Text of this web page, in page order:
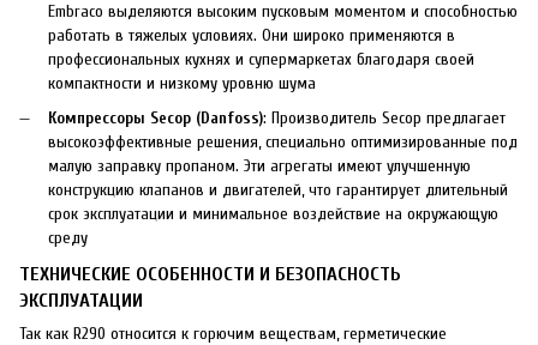
Embraco выделяются высоким пусковым моментом и способностью
работать в тяжелых условиях. Они широко применяются в
профессиональных кухнях и супермаркетах благодаря своей
компактности и низкому уровню шума
Компрессоры Secop (Danfoss): Производитель Secop предлагает
высокоэффективные решения, специально оптимизированные под
малую заправку пропаном. Эти агрегаты имеют улучшенную
конструкцию клапанов и двигателей, что гарантирует длительный
срок эксплуатации и минимальное воздействие на окружающую
среду
ТЕХНИЧЕСКИЕ ОСОБЕННОСТИ И БЕЗОПАСНОСТЬ
ЭКСПЛУАТАЦИИ
Так как R290 относится к горючим веществам, герметические